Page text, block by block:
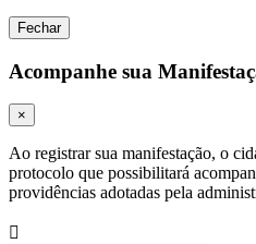
Fechar
Acompanhe sua
×
Ao registrar sua manifestação, o
protocolo que possibilitará
providências adotadas pela